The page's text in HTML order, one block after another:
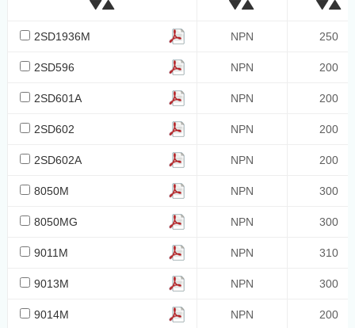
400
375
333
-300
1300
1000
2SD1936M NPN 250
2SD596 NPN 200
2SD601A NPN 200
2SD602 NPN 200
2SD602A NPN 200
8050M NPN 300
8050MG NPN 300
9011M NPN 310
9013M NPN 300
9014M NPN 200